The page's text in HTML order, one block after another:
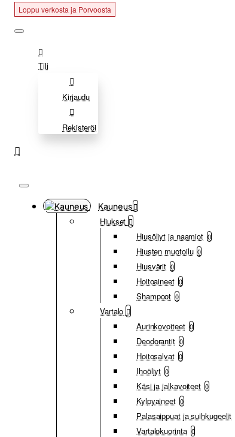
Tili
Kirjaudu
Rekisteröi
Kauneus
Hiukset
Hiusöljyt ja naamiot 0
Hiusten muotoilu 0
Hiusvärit 0
Hoitoaineet 0
Shampoot 0
Vartalo
Aurinkovoiteet 0
Deodorantit 0
Hoitosalvat 0
Ihoöljyt 0
Käsi ja jalkavoiteet 0
Kylpyaineet 0
Palasaippuat ja suihkugeelit
Vartalokuorinta 0
Loppu verkosta ja Porvoosta
Loppu verkosta ja Porvoosta
Loppu verkosta ja Porvoosta